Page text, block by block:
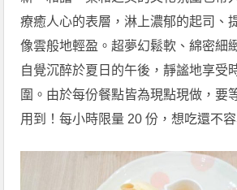
療癒人心的表層，淋上濃郁的起司、
像雲般地輕盈。超夢幻鬆軟、綿密細
自覺沉醉於夏日的午後，靜謐地享受
圍。由於每份餐點皆為現點現做，要
用到！每小時限量 20 份，想吃還不容